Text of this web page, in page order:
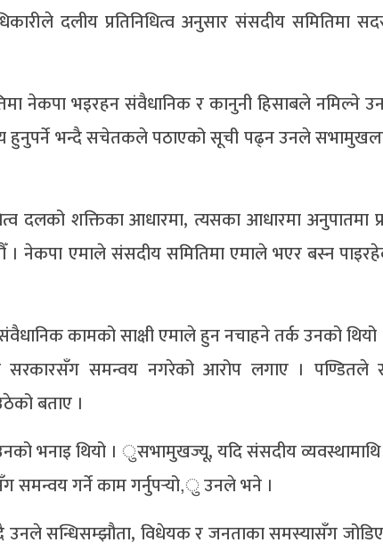
दलीय प्रतिनिधित्व अनुसार संसदीय समितिमा
नेकपा भइरहन संवैधानिक र कानुनी हिसाबले नमिल्ने
हुनुपर्ने भन्दै सचेतकले पठाएको सूची पढ्न उनले
दलको शक्तिका आधारमा, त्यसका आधारमा अनुपातमा
। नेकपा एमाले संसदीय समितिमा एमाले भएर बस्न
कामको साक्षी एमाले हुन नचाहने तर्क उनको थियो
सरकारसँग समन्वय नगरेको आरोप लगाए ।
बताए ।
भनाइ थियो । ुसभामुखज्यू, यदि संसदीय व्यवस्थामाथि
समन्वय गर्ने काम गर्नुपर्‍यो,ु उनले भने ।
उनले सन्धिसम्झौता, विधेयक र जनताका समस्यासँग